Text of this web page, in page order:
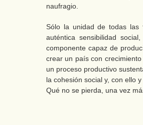
naufragio.
Sólo la unidad de todas las
auténtica sensibilidad
componente capaz de
crear un país con
un proceso productivo
la cohesión social y, con ello
Qué no se pierda, una vez